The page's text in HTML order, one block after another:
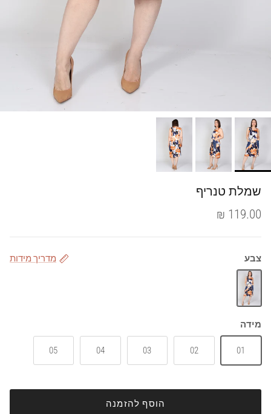
שמלת טנריף
119.00 ₪
צבע מדריך מידות
מידה
01
02
03
04
05
הוסף להזמנה